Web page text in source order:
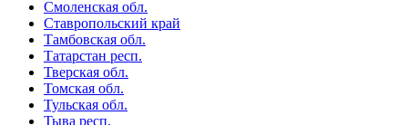
Смоленская обл.
Ставропольский край
Тамбовская обл.
Татарстан респ.
Тверская обл.
Томская обл.
Тульская обл.
Тыва респ.